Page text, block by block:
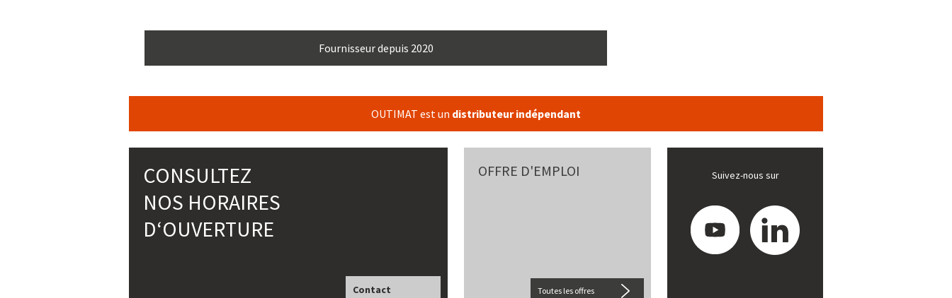
Fournisseur depuis 2020
OUTIMAT est un distributeur indépendant
Suivez-nous sur
OFFRE D'EMPLOI
Toutes les offres
CONSULTEZ
NOS HORAIRES
D‘OUVERTURE
Contact